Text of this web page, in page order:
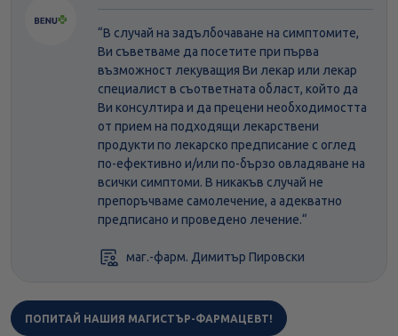
“В случай на задълбочаване на симптомите,
Ви съветваме да посетите при първа
възможност лекуващия Ви лекар или лекар
специалист в съответната област, който да
Ви консултира и да прецени необходимостта
от прием на подходящи лекарствени
продукти по лекарско предписание с оглед
по-ефективно и/или по-бързо овладяване на
всички симптоми. В никакъв случай не
препоръчваме самолечение, а адекватно
предписано и проведено лечение.“
маг.-фарм. Димитър Пировски
ПОПИТАЙ НАШИЯ МАГИСТЪР-ФАРМАЦЕВТ!